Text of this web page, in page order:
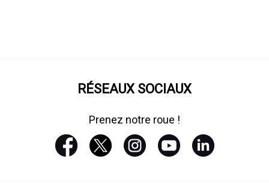
RÉSEAUX SOCIAUX
Prenez notre roue !